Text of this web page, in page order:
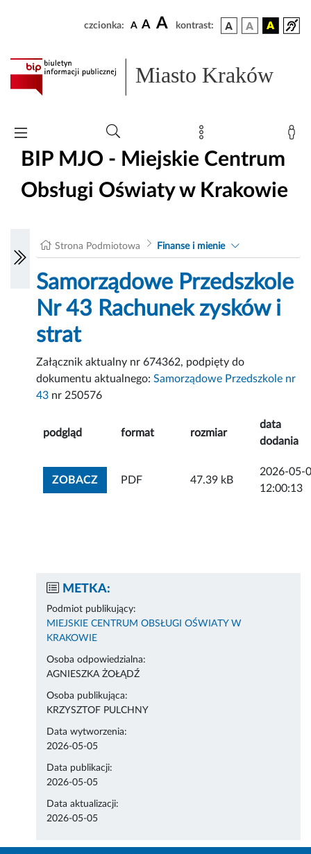
czcionka: A A A kontrast:
Miasto Kraków
BIP MJO - Miejskie Centrum
Obsługi Oświaty w Krakowie
Strona Podmiotowa Finanse i mienie
Samorządowe Przedszkole
Nr 43 Rachunek zysków i
strat
Załącznik aktualny nr 674362, podpięty do
dokumentu aktualnego:Samorządowe Przedszkole nr
43 nr 250576
podgląd format rozmiar
data
dodania
ZOBACZZOBACZ ZAŁĄCZNIK
PDF 47.39 kB
2026-05-
12:00:13
METKA:
Podmiot publikujący:
MIEJSKIE CENTRUM OBSŁUGI OŚWIATY W
KRAKOWIE
Osoba odpowiedzialna:
AGNIESZKA ŻOŁĄDŹ
Osoba publikująca:
KRZYSZTOF PULCHNY
Data wytworzenia:
2026-05-05
Data publikacji:
2026-05-05
Data aktualizacji:
2026-05-05